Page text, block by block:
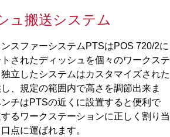
ュ搬送システム
スファーシステムPTSはPOS 720/2に
されたディッシュを個々のワークステ
立したシステムはカスタマイズされた
、規定の範囲内で高さを調節出来ま
チはPTSの近くに設置すると便利で
るワークステーションに正しく割り当
点に運ばれます。